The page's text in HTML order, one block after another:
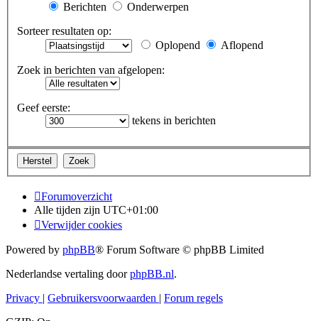
Berichten
Onderwerpen
Sorteer resultaten op:
Oplopend
Aflopend
Zoek in berichten van afgelopen:
Geef eerste:
tekens in berichten
Forumoverzicht
Alle tijden zijn UTC+01:00
Verwijder cookies
Powered by phpBB® Forum Software © phpBB Limited
Nederlandse vertaling doorphpBB.nl.
Privacy | Gebruikersvoorwaarden | Forum regels